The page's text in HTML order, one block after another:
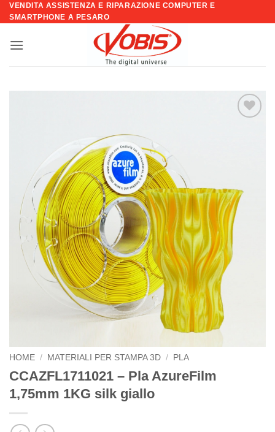
Salta
ai
VENDITA ASSISTENZA E RIPARAZIONE COMPUTER E
SMARTPHONE A PESARO
HOME / MATERIALI PER STAMPA 3D / PLA
CCAZFL1711021 – Pla AzureFilm
1,75mm 1KG silk giallo